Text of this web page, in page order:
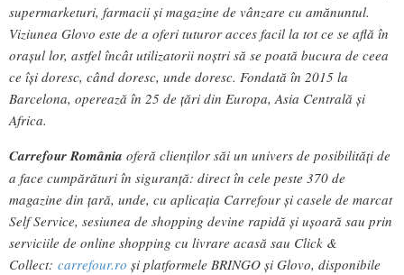
supermarketuri, farmacii și magazine de vânzare cu amănuntul.
Viziunea Glovo este de a oferi tuturor acces facil la tot ce se află în
orașul lor, astfel încât utilizatorii noștri să se poată bucura de ceea
ce își doresc, când doresc, unde doresc. Fondată în 2015 la
Barcelona, operează în 25 de țări din Europa, Asia Centrală și
Africa.
Carrefour România oferă clienților săi un univers de posibilități de
a face cumpărături în siguranță: direct în cele peste 370 de
magazine din țară, unde, cu aplicația Carrefour și casele de marcat
Self Service, sesiunea de shopping devine rapidă și ușoară sau prin
serviciile de online shopping cu livrare acasă sau Click &
Collect: carrefour.ro și platformele BRINGO și Glovo, disponibile